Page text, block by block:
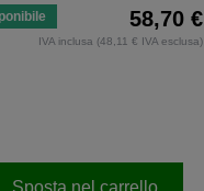
58,70 €
IVA inclusa (48,11 € IVA esclusa)
Sposta nel carrello